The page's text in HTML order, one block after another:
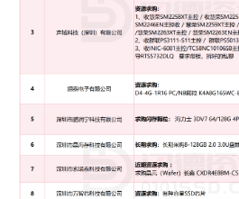
李先生
求购：
专业收购BGA 132球，152
勿扰，SZ、HK可聊
联系方式：刘先生